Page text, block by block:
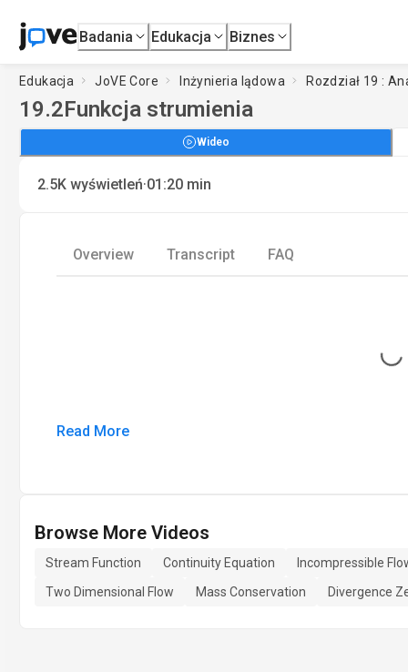
Badania Edukacja Biznes
Edukacja JoVE Core Inżynieria lądowa Rozdział 19 :
19.2Funkcja strumienia
Wideo
2.5K wyświetleń·01:20 min
Overview Transcript FAQ
Loading...
Read More
Browse More Videos
Stream Function Continuity Equation
Incompressible
Two Dimensional Flow
Mass Conservation Divergence